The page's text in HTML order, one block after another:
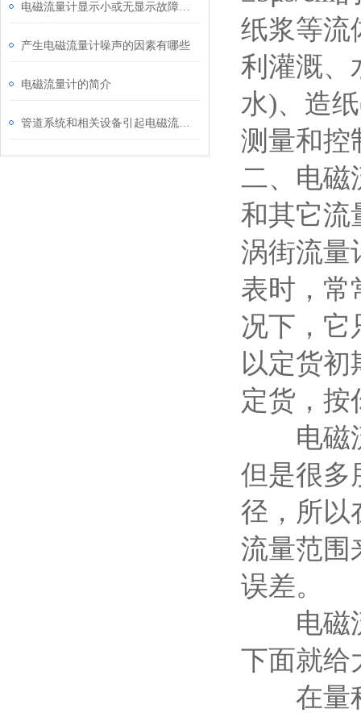
产生电磁流量计噪声的因素有哪些
电磁流量计的简介
纸浆等流
利灌溉、
水)、造
测量和控
二、电磁
和其它流
涡街流量
表时，常
况下，它
以定货
定货，按
电磁流
但是很多
径，所以
流量范围
误差。
电磁流
下面就给
在量程